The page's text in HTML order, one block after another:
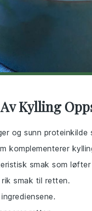
Kylling
og sunn
komplementerer
smak som
smak til retten.